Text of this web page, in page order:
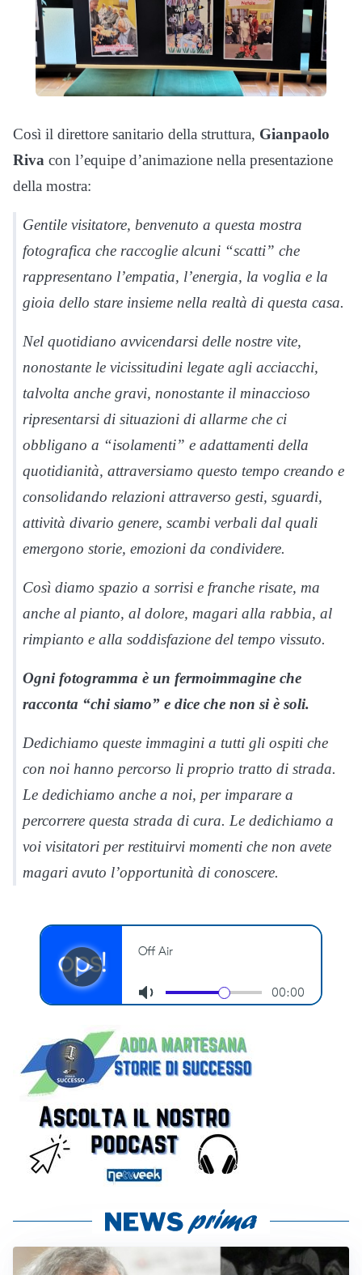
Così il direttore sanitario della struttura, Gianpaolo
Riva con l’equipe d’animazione nella presentazione
della mostra:
Gentile visitatore, benvenuto a questa mostra
fotografica che raccoglie alcuni “scatti” che
rappresentano l’empatia, l’energia, la voglia e la
gioia dello stare insieme nella realtà di questa casa.
Nel quotidiano avvicendarsi delle nostre vite,
nonostante le vicissitudini legate agli acciacchi,
talvolta anche gravi, nonostante il minaccioso
ripresentarsi di situazioni di allarme che ci
obbligano a “isolamenti” e adattamenti della
quotidianità, attraversiamo questo tempo creando e
consolidando relazioni attraverso gesti, sguardi,
attività divario genere, scambi verbali dal quali
emergono storie, emozioni da condividere.
Così diamo spazio a sorrisi e franche risate, ma
anche al pianto, al dolore, magari alla rabbia, al
rimpianto e alla soddisfazione del tempo vissuto.
Ogni fotogramma è un fermoimmagine che
racconta “chi siamo” e dice che non si è soli.
Dedichiamo queste immagini a tutti gli ospiti che
con noi hanno percorso li proprio tratto di strada.
Le dedichiamo anche a noi, per imparare a
percorrere questa strada di cura. Le dedichiamo a
voi visitatori per restituirvi momenti che non avete
magari avuto l’opportunità di conoscere.